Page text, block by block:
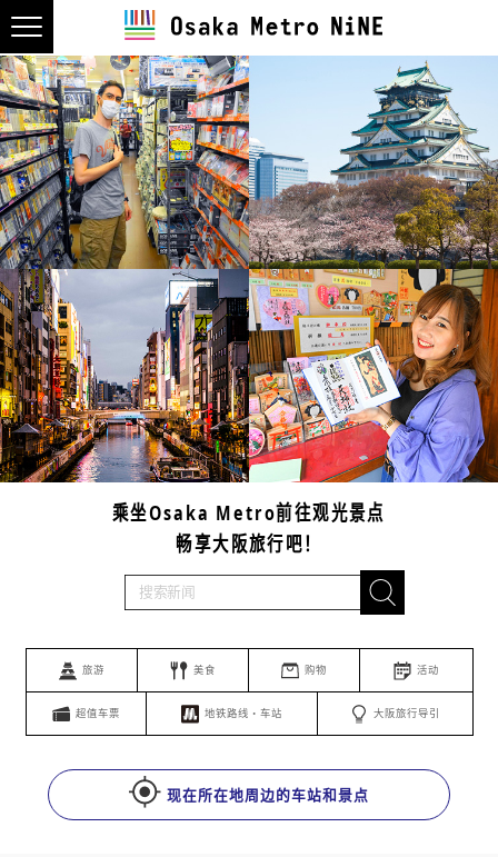
乘坐Osaka Metro前往观光景点
畅享大阪旅行吧！
旅游 美食 购物 活动
超值车票 地铁路线・车站 大阪旅行导引
现在所在地周边的车站和景点